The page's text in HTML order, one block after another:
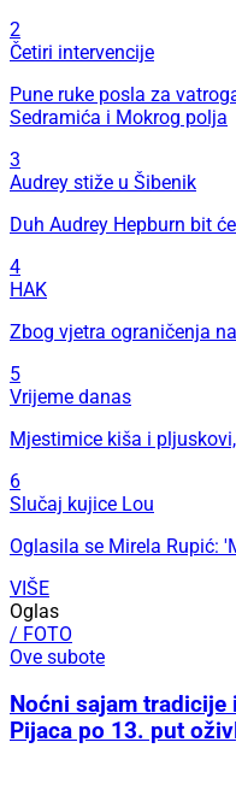
2
Četiri intervencije
Pune ruke posla za
Sedramića i Mokrog polja
3
Audrey stiže u Šibenik
Duh Audrey Hepburn bit
4
HAK
Zbog vjetra ograničenja
5
Vrijeme danas
Mjestimice kiša i
6
Slučaj kujice Lou
Oglasila se Mirela Rupić:
VIŠE
Oglas
/ FOTO
Ove subote
Noćni sajam tradicije
Pijaca po 13. put